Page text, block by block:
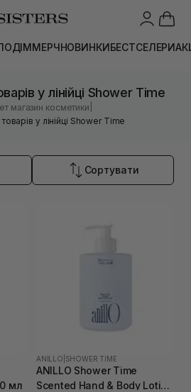
ДІММЕРЧНОВИНКИБЕСТСЕЛЕРИ
у лінійці Shower Time
магазин косметики
у лінійці Shower Time
Сортувати
мл
ANILLO SHOWER TIME
ANILLO Shower Time
Scented Hand & Body Lotion